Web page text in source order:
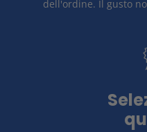
dell'ordine. Il gusto